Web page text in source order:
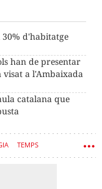
d'habitatge
han de presentar
visat a l'Ambaixada
catalana que
TEMPS